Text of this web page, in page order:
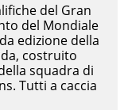
del Gran
del Mondiale
edizione della
costruito
squadra di
Tutti a caccia